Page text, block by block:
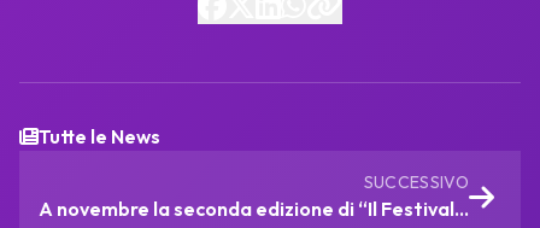
Tutte le News
SUCCESSIVO
A novembre la seconda edizione di “Il Festival…